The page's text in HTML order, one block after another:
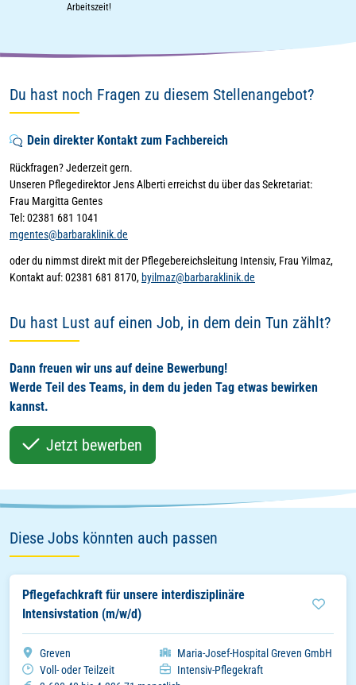
Arbeitszeit!
Du hast noch Fragen zu diesem Stellenangebot?
Dein direkter Kontakt zum Fachbereich
Rückfragen? Jederzeit gern.
Unseren Pflegedirektor Jens Alberti erreichst du über das Sekretariat:
Frau Margitta Gentes
Tel: 02381 681 1041
mgentes@barbaraklinik.de
oder du nimmst direkt mit der Pflegebereichsleitung Intensiv, Frau Yilmaz,
Kontakt auf: 02381 681 8170, byilmaz@barbaraklinik.de
Du hast Lust auf einen Job, in dem dein Tun zählt?
Dann freuen wir uns auf deine Bewerbung!
Werde Teil des Teams, in dem du jeden Tag etwas bewirken
kannst.
Jetzt bewerben
Diese Jobs könnten auch passen
Pflegefachkraft für unsere interdisziplinäre
Intensivstation (m/w/d)
Stadt
Greven Organisation
Maria-Josef-Hospital Greven GmbH
Arbeitszeitmodell
Voll- oder Teilzeit Einsatzbereich
Intensiv-Pflegekraft